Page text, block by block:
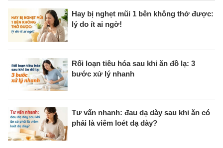
Hay bị nghẹt mũi 1 bên không thở được:
lý do ít ai ngờ!
Rối loạn tiêu hóa sau khi ăn đồ lạ: 3
bước xử lý nhanh
Tư vấn nhanh: đau dạ dày sau khi ăn có
phải là viêm loét dạ dày?